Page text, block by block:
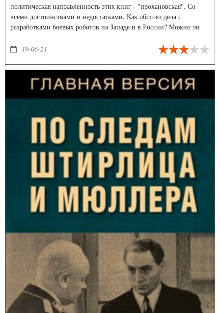
политическая направленность этих книг - "прохановская". Со
всеми достоинствами и недостатками. Как обстоят дела с
разработками боевых роботов на Западе и в России? Можно ли
появились у террористов в ИГ?
19-06-21